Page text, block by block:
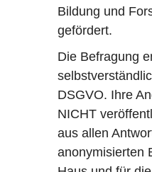
Bildung und
gefördert.
Die Befragung
DSGVO. Ihre
NICHT
aus allen
anonymisierten